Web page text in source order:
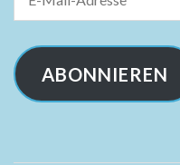
Mail-
ABONNIEREN